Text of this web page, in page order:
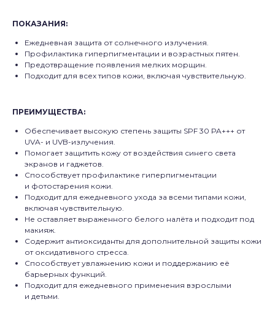
ПОКАЗАНИЯ:
Ежедневная защита от солнечного излучения.
Профилактика гиперпигментации и возрастных пятен.
Предотвращение появления мелких морщин.
Подходит для всех типов кожи, включая чувствительную.
ПРЕИМУЩЕСТВА:
Обеспечивает высокую степень защиты SPF 30 PA+++ от
UVA- и UVB-излучения.
Помогает защитить кожу от воздействия синего света
экранов и гаджетов.
Способствует профилактике гиперпигментации
и фотостарения кожи.
Подходит для ежедневного ухода за всеми типами кожи,
включая чувствительную.
Не оставляет выраженного белого налёта и подходит под
макияж.
Содержит антиоксиданты для дополнительной защиты кожи
от оксидативного стресса.
Способствует увлажнению кожи и поддержанию её
барьерных функций.
Подходит для ежедневного применения взрослыми
и детьми.